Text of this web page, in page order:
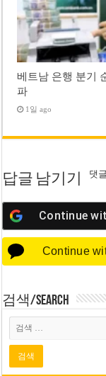
베트남 은행 분기
파
1일 ago
답글 남기기 댓
Continue
Continue
검색/Search